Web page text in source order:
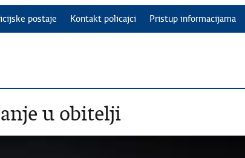
postaje Kontakt policajci Pristup informacijama
u obitelji